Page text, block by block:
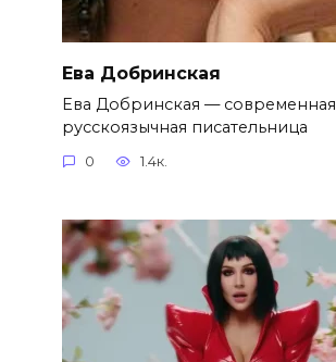
Ева Добринская
Ева Добринская — современная
русскоязычная писательница
0 1.4к.